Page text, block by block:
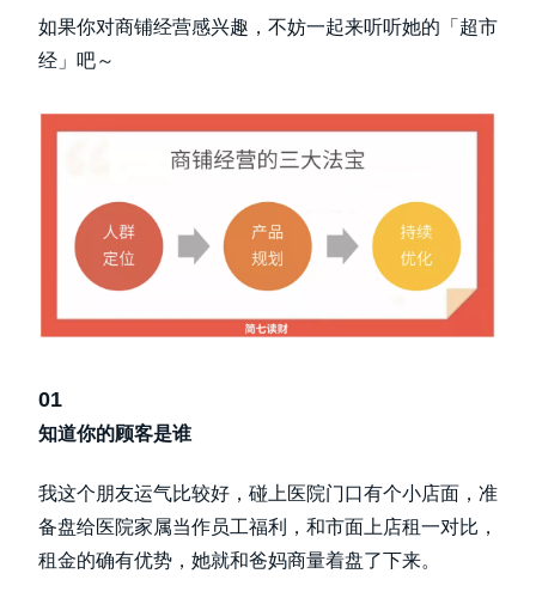
如果你对商铺经营感兴趣，不妨一起来听听她的「超市
经」吧～
01
知道你的顾客是谁
我这个朋友运气比较好，碰上医院门口有个小店面，准
备盘给医院家属当作员工福利，和市面上店租一对比，
租金的确有优势，她就和爸妈商量着盘了下来。